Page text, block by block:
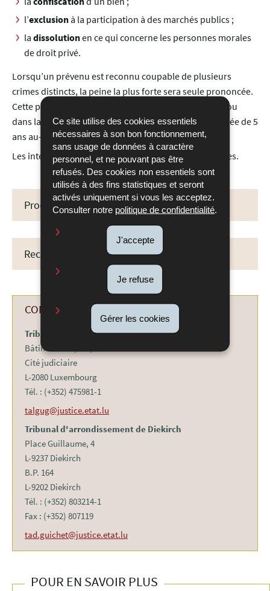
Ce site utilise des cookies essentiels
nécessaires à son bon fonctionnement,
sans usage de données à caractère
personnel, et ne pouvant pas être
refusés. Des cookies non essentiels sont
utilisés à des fins statistiques et seront
activés uniquement si vous les acceptez.
Consulter notre politique de confidentialité
J'accepte
Je refuse
Gérer les cookies
l’exclusion à la participation à des marchés publics ;
la dissolutionen ce qui concerne les personnes morales
de droit privé.
Lorsqu’un prévenu est reconnu coupable de plusieurs
crimes distincts, la peine la plus forte sera seule prononcée.
Cette peine, si elle consiste dans la réclusion à temps ou
dans la réclusion de 5 à 10 ans, pourra même être élevée de 5
ans au-dessus du maximum.
Les interdictions de conduire sont cependant cumulées.
Procédure
Recours
CONTACTS
Tribunal d'arrondissement de Luxembourg
Bâtiments TL, CO, JT
Cité judiciaire
L-2080 Luxembourg
Tél. : (+352) 475981-1
talgug@justice.etat.lu
Tribunal d'arrondissement de Diekirch
Place Guillaume, 4
L-9237 Diekirch
B.P. 164
L-9202 Diekirch
Tél. : (+352) 803214-1
Fax : (+352) 807119
tad.guichet@justice.etat.lu
POUR EN SAVOIR PLUS